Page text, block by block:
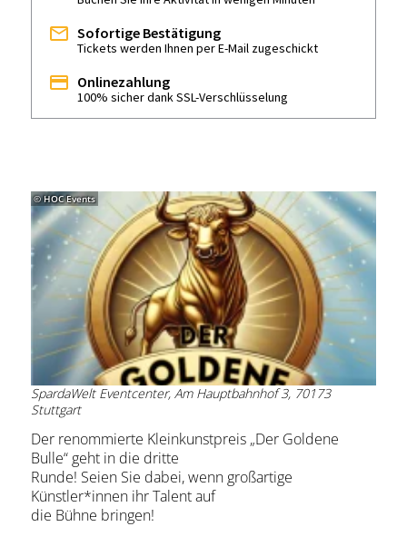
© HOC Events
SpardaWelt Eventcenter, Am Hauptbahnhof 3, 70173
Stuttgart
Der renommierte Kleinkunstpreis „Der Goldene
Bulle“ geht in die dritte
Runde! Seien Sie dabei, wenn großartige
Künstler*innen ihr Talent auf
die Bühne bringen!
Sofortige Bestätigung
Tickets werden Ihnen per E-Mail zugeschickt
Onlinezahlung
100% sicher dank SSL-Verschlüsselung